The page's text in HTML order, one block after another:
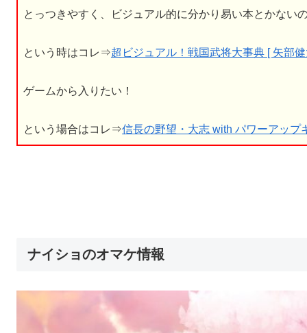
とっつきやすく、ビジュアル的に分かり易い本とかない
という時はコレ⇒超ビジュアル！戦国武将大事典 [ 矢部
ゲームから入りたい！
という場合はコレ⇒信長の野望・大志 with パワーアップ
ナイショのオマケ情報